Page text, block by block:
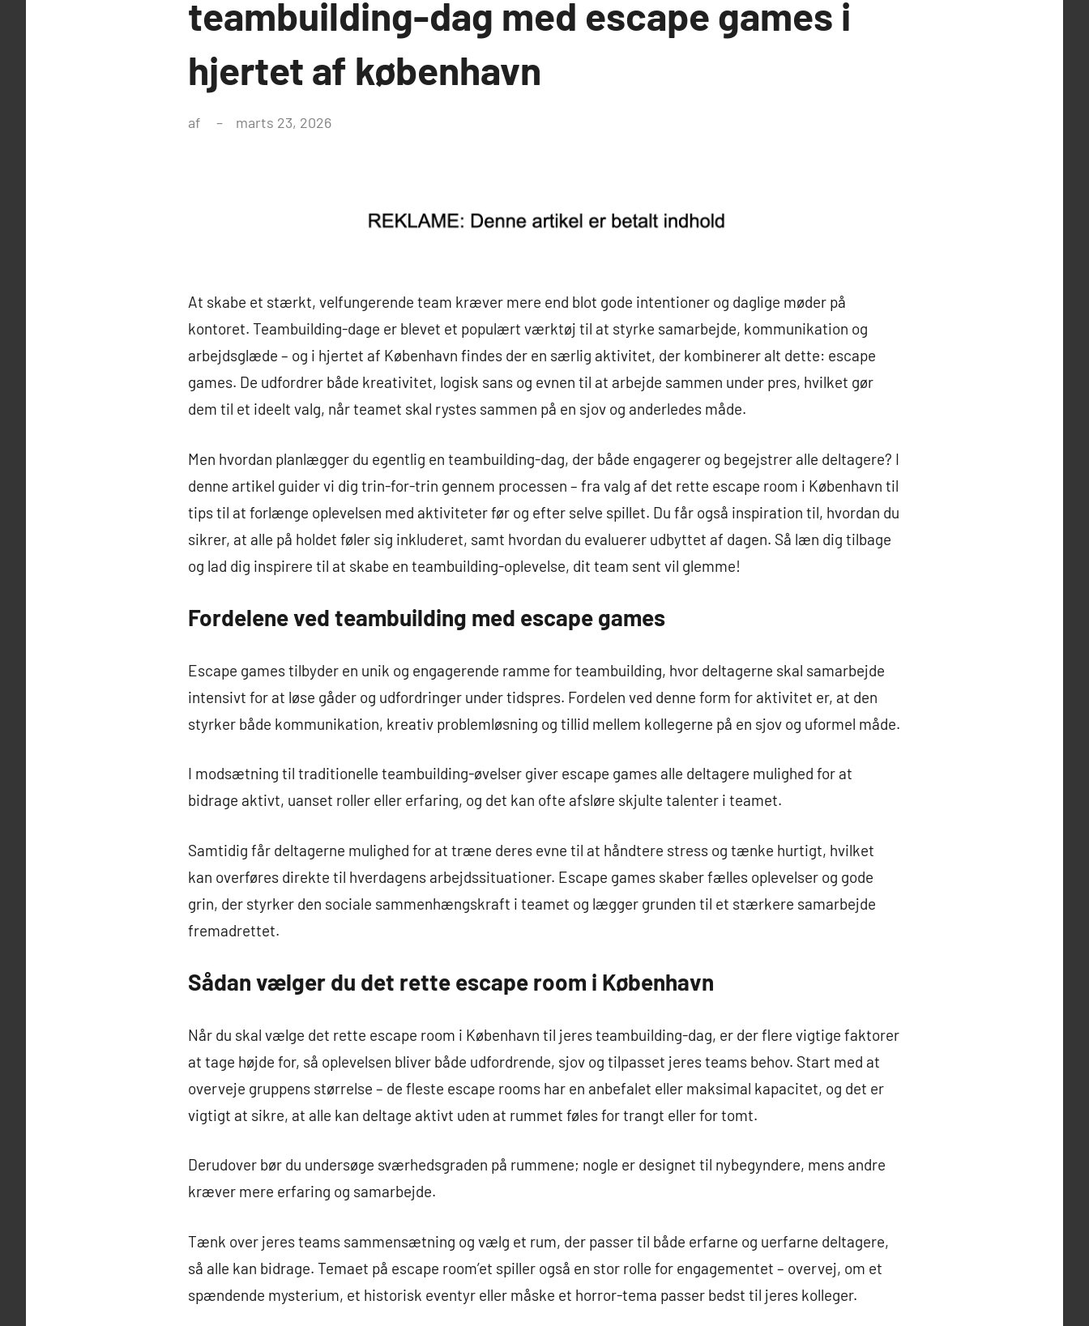
teambuilding-dag med escape games i
hjertet af københavn
af marts 23, 2026
At skabe et stærkt, velfungerende team kræver mere end blot gode intentioner og daglige møder på
kontoret. Teambuilding-dage er blevet et populært værktøj til at styrke samarbejde, kommunikation og
arbejdsglæde – og i hjertet af København findes der en særlig aktivitet, der kombinerer alt dette: escape
games. De udfordrer både kreativitet, logisk sans og evnen til at arbejde sammen under pres, hvilket gør
dem til et ideelt valg, når teamet skal rystes sammen på en sjov og anderledes måde.
Men hvordan planlægger du egentlig en teambuilding-dag, der både engagerer og begejstrer alle deltagere? I
denne artikel guider vi dig trin-for-trin gennem processen – fra valg af det rette escape room i København til
tips til at forlænge oplevelsen med aktiviteter før og efter selve spillet. Du får også inspiration til, hvordan du
sikrer, at alle på holdet føler sig inkluderet, samt hvordan du evaluerer udbyttet af dagen. Så læn dig tilbage
og lad dig inspirere til at skabe en teambuilding-oplevelse, dit team sent vil glemme!
Fordelene ved teambuilding med escape games
Escape games tilbyder en unik og engagerende ramme for teambuilding, hvor deltagerne skal samarbejde
intensivt for at løse gåder og udfordringer under tidspres. Fordelen ved denne form for aktivitet er, at den
styrker både kommunikation, kreativ problemløsning og tillid mellem kollegerne på en sjov og uformel måde.
I modsætning til traditionelle teambuilding-øvelser giver escape games alle deltagere mulighed for at
bidrage aktivt, uanset roller eller erfaring, og det kan ofte afsløre skjulte talenter i teamet.
Samtidig får deltagerne mulighed for at træne deres evne til at håndtere stress og tænke hurtigt, hvilket
kan overføres direkte til hverdagens arbejdssituationer. Escape games skaber fælles oplevelser og gode
grin, der styrker den sociale sammenhængskraft i teamet og lægger grunden til et stærkere samarbejde
fremadrettet.
Sådan vælger du det rette escape room i København
Når du skal vælge det rette escape room i København til jeres teambuilding-dag, er der flere vigtige faktorer
at tage højde for, så oplevelsen bliver både udfordrende, sjov og tilpasset jeres teams behov. Start med at
overveje gruppens størrelse – de fleste escape rooms har en anbefalet eller maksimal kapacitet, og det er
vigtigt at sikre, at alle kan deltage aktivt uden at rummet føles for trangt eller for tomt.
Derudover bør du undersøge sværhedsgraden på rummene; nogle er designet til nybegyndere, mens andre
kræver mere erfaring og samarbejde.
Tænk over jeres teams sammensætning og vælg et rum, der passer til både erfarne og uerfarne deltagere,
så alle kan bidrage. Temaet på escape room’et spiller også en stor rolle for engagementet – overvej, om et
spændende mysterium, et historisk eventyr eller måske et horror-tema passer bedst til jeres kolleger.